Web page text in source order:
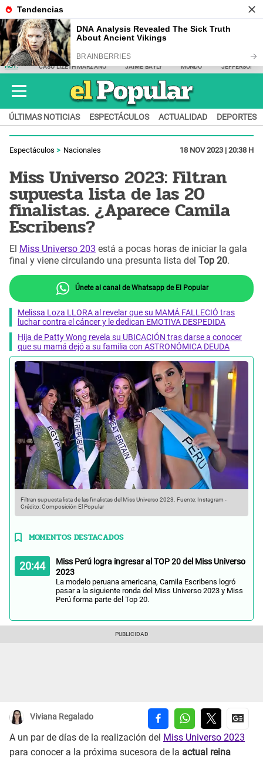
HOY: CASO LIZETH MARZANO JAIME BAYLY MUNDO JEFFERSON
ÚLTIMAS NOTICIAS ESPECTÁCULOS ACTUALIDAD DEPORTES
Espectáculos Nacionales 18 NOV 2023 | 20:38 H
Miss Universo 2023: Filtran
supuesta lista de las 20
finalistas. ¿Aparece Camila
Escribens?
El Miss Universo 203 está a pocas horas de iniciar la gala
final y viene circulando una presunta lista del Top 20.
Únete al canal de Whatsapp de El Popular
Melissa Loza LLORA al revelar que su MAMÁ FALLECIÓ tras
luchar contra el cáncer y le dedican EMOTIVA DESPEDIDA
Hija de Patty Wong revela su UBICACIÓN tras darse a conocer
que su mamá dejó a su familia con ASTRONÓMICA DEUDA
Filtran supuesta lista de las finalistas del Miss Universo 2023. Fuente: Instagram -
Crédito: Composición El Popular
MOMENTOS DESTACADOS
20:44
Miss Perú logra ingresar al TOP 20 del Miss Universo
2023
La modelo peruana americana, Camila Escribens logró
pasar a la siguiente ronda del Miss Universo 2023 y Miss
Perú forma parte del Top 20.
Viviana Regalado
A un par de días de la realización del Miss Universo 2023
para conocer a la próxima sucesora de la actual reina